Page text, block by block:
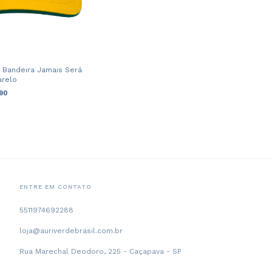
Jamais Será
ENTRE EM CONTATO
5511974692288
loja@auriverdebrasil.com.br
Rua Marechal Deodoro, 225 - Caçapava - SP